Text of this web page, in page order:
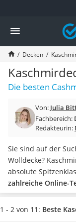
Die beliebtesten
Wohnen
Matratzen-Topper
Matratzen
Konferenzlautsprecher
Tageslichtlampe
Badlüfter
Bürohocker
Außenleuchte mit
Akku-Tischlampe
Konferenzmikrofon
Klappmatratze
Duschkopf mit
Aktenvernichter
Bettgitter
Decken
Die besten
Von: Julia
Fachbereich:
Redakteurin:
Sie sind auf der
Wolldecke?
absolute
zahlreiche Online-
hochwertige
1 - 2 von 11: Beste